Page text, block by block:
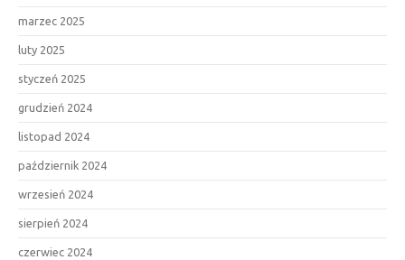
marzec 2025
luty 2025
styczeń 2025
grudzień 2024
listopad 2024
październik 2024
wrzesień 2024
sierpień 2024
czerwiec 2024